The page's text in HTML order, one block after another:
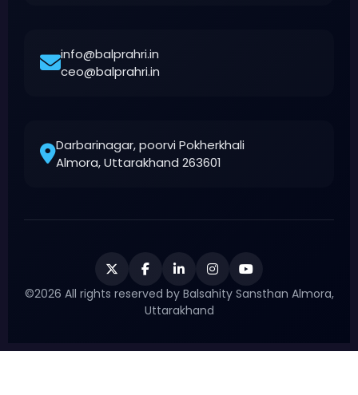
info@balprahri.in
ceo@balprahri.in
Darbarinagar, poorvi Pokherkhali
Almora, Uttarakhand 263601
©2026 All rights reserved by Balsahity Sansthan Almora,
Uttarakhand